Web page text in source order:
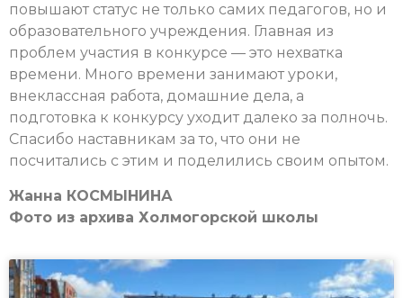
повышают статус не только самих педагогов, но и
образовательного учреждения. Главная из
проблем участия в конкурсе — это нехватка
времени. Много времени занимают уроки,
внеклассная работа, домашние дела, а
подготовка к конкурсу уходит далеко за полночь.
Спасибо наставникам за то, что они не
посчитались с этим и поделились своим опытом.
Жанна КОСМЫНИНА
Фото из архива Холмогорской школы